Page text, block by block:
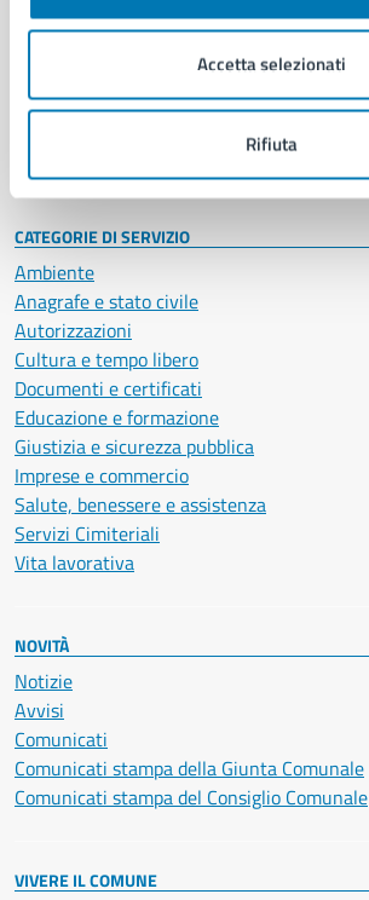
Accetta selezionati
Rifiuta
Enti e fondazioni
Personale amministrativo
Intranet, posta aziendale e protocollo
CATEGORIE DI SERVIZIO
Ambiente
Anagrafe e stato civile
Autorizzazioni
Cultura e tempo libero
Documenti e certificati
Educazione e formazione
Giustizia e sicurezza pubblica
Imprese e commercio
Salute, benessere e assistenza
Servizi Cimiteriali
Vita lavorativa
NOVITÀ
Notizie
Avvisi
Comunicati
Comunicati stampa della Giunta Comunale
Comunicati stampa del Consiglio Comunale
VIVERE IL COMUNE